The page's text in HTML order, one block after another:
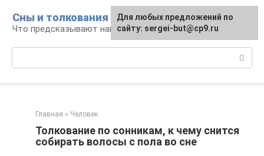
контенту
Сны и толкования
Что предсказывают нам наши сны
Главная » Человек
Толкование по сонникам, к чему снится
собирать волосы с пола во сне
Для любых предложений по
сайту: sergei-but@cp9.ru